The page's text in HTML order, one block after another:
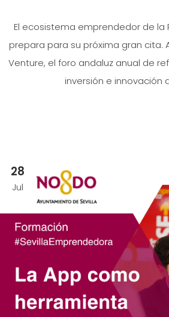
El ecosistema emprendedor de la
prepara para su próxima gran cita.
Venture, el foro andaluz anual de
inversión e innovación
28
Jul